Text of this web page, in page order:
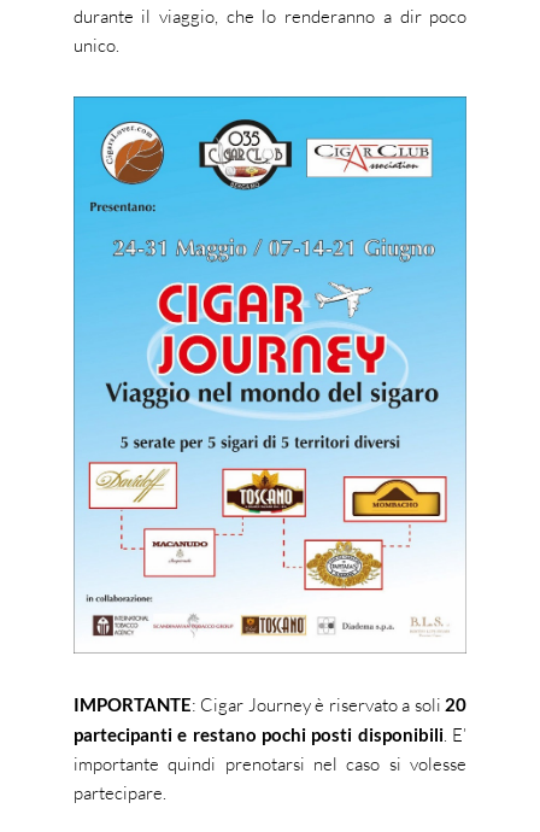
durante il viaggio, che lo renderanno a dir poco
unico.
IMPORTANTE: Cigar Journey è riservato a soli 20
partecipanti e restano pochi posti disponibili. E’
importante quindi prenotarsi nel caso si volesse
partecipare.